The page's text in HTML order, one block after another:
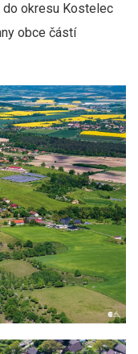
okresu Kostelec
obce částí